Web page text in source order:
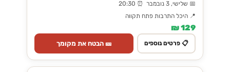
📅 שלישי, 3 נובמבר ⏰ 20:30
📍 היכל התרבות פתח תקווה
129 ₪
📋 פרטים נוספים 🎫 הבטח את מקומך